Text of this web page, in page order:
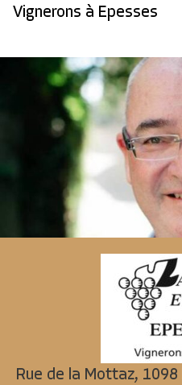
Vignerons à Epesses
Rue de la Mottaz, 1098